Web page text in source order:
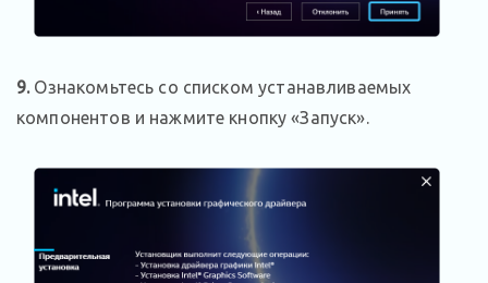
9.Ознакомьтесь со списком устанавливаемых
компонентов и нажмите кнопку «Запуск».